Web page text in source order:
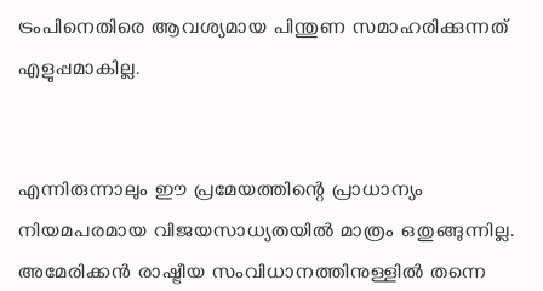
ട്രംപിനെതിരെ ആവശ്യമായ പിന്തുണ സമാഹരിക്കുന്നത്
എളുപ്പമാകില്ല.
എന്നിരുന്നാലും ഈ പ്രമേയത്തിന്റെ പ്രാധാന്യം
നിയമപരമായ വിജയസാധ്യതയിൽ മാത്രം ഒതുങ്ങുന്നില്ല.
അമേരിക്കൻ രാഷ്ട്രീയ സംവിധാനത്തിനുള്ളിൽ തന്നെ